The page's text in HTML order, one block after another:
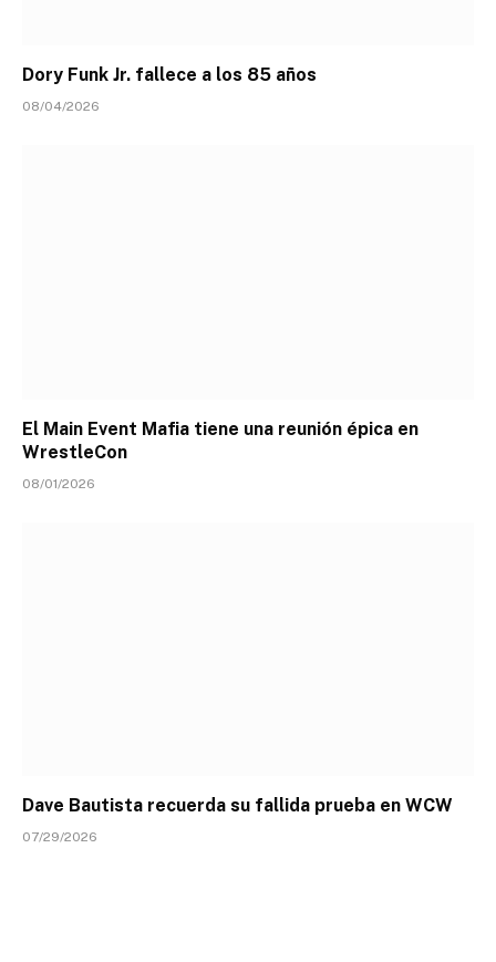
Dory Funk Jr. fallece a los 85 años
08/04/2026
El Main Event Mafia tiene una reunión épica en
WrestleCon
08/01/2026
Dave Bautista recuerda su fallida prueba en WCW
07/29/2026